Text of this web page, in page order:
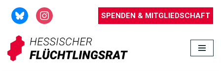
Zum
Inhalt
springen
SPENDEN & MITGLIEDSCHAFT